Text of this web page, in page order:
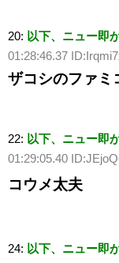
20: 以下、ニュー即
01:28:46.37
ザコシのファミ
22: 以下、ニュー即
01:29:05.40
コウメ太夫
24: 以下、ニュー即